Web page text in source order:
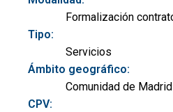
Formalización
Tipo:
Servicios
Ámbito geográfico:
Comunidad de Madrid
CPV: